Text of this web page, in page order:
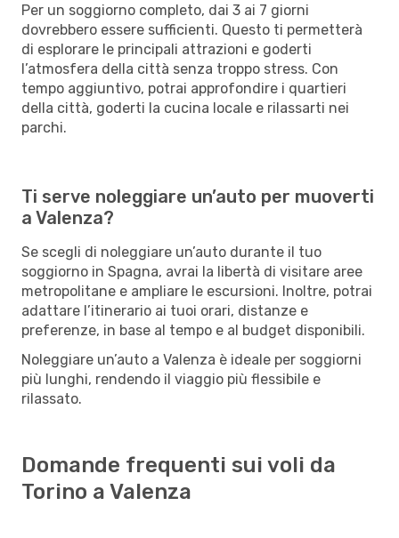
Per un soggiorno completo, dai 3 ai 7 giorni
dovrebbero essere sufficienti. Questo ti permetterà
di esplorare le principali attrazioni e goderti
l’atmosfera della città senza troppo stress. Con
tempo aggiuntivo, potrai approfondire i quartieri
della città, goderti la cucina locale e rilassarti nei
parchi.
Ti serve noleggiare un’auto per muoverti
a Valenza?
Se scegli di noleggiare un’auto durante il tuo
soggiorno in Spagna, avrai la libertà di visitare aree
metropolitane e ampliare le escursioni. Inoltre, potrai
adattare l’itinerario ai tuoi orari, distanze e
preferenze, in base al tempo e al budget disponibili.
Noleggiare un’auto a Valenza è ideale per soggiorni
più lunghi, rendendo il viaggio più flessibile e
rilassato.
Domande frequenti sui voli da
Torino a Valenza